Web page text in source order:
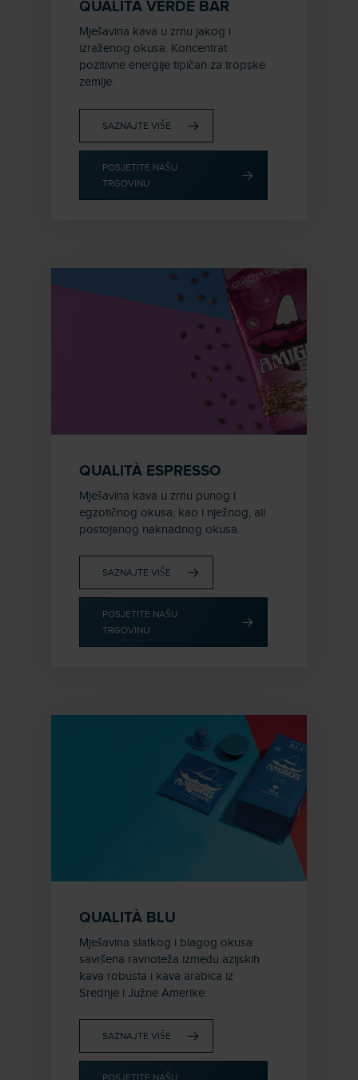
QUALITÀ VERDE BAR
Mješavina kava u zrnu jakog i
izraženog okusa. Koncentrat
pozitivne energije tipičan za tropske
zemlje.
SAZNAJTE VIŠE
POSJETITE NAŠU
TRGOVINU
QUALITÀ ESPRESSO
Mješavina kava u zrnu punog i
egzotičnog okusa, kao i nježnog, ali
postojanog naknadnog okusa.
SAZNAJTE VIŠE
POSJETITE NAŠU
TRGOVINU
QUALITÀ BLU
Mješavina slatkog i blagog okusa:
savršena ravnoteža između azijskih
kava robusta i kava arabica iz
Srednje i Južne Amerike.
SAZNAJTE VIŠE